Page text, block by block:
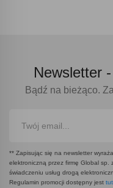
Newsletter -
Bądź na bieżąco.
** Zapisując się na newsletter
elektroniczną przez firmę Global
świadczeniu usług drogą
Regulamin promocji dostępny jest